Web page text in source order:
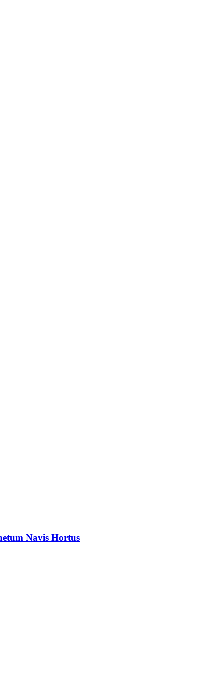
Navis Hortus